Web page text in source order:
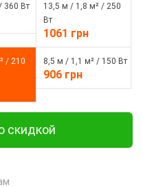
360 Вт
13,5 м / 1,8 м² / 250
Вт
1061 грн
/ 210
8,5 м / 1,1 м² / 150 Вт
906 грн
скидкой